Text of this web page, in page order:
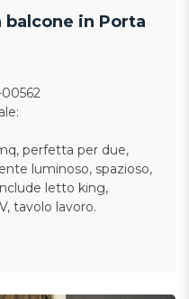
balcone in Porta
perfetta per due,
luminoso, spazioso,
letto king,
tavolo lavoro.